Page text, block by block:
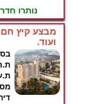
נותרו
מבצע קיץ
ועוד.